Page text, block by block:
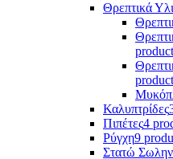
Θρεπτικά
Καλυπτρίδες
Πιπέτες4
Ρύγχη9
Στατώ